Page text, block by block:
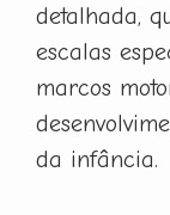
detalhada,
escalas
marcos
da infância.